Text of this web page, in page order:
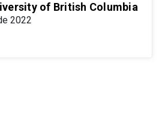
of British Columbia
2022